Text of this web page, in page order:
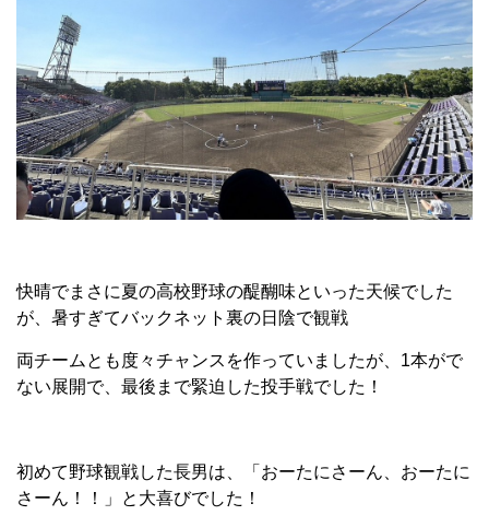
快晴でまさに夏の高校野球の醍醐味といった天候でした
が、暑すぎてバックネット裏の日陰で観戦
両チームとも度々チャンスを作っていましたが、1本がで
ない展開で、最後まで緊迫した投手戦でした！
初めて野球観戦した長男は、「おーたにさーん、おーたに
さーん！！」と大喜びでした！